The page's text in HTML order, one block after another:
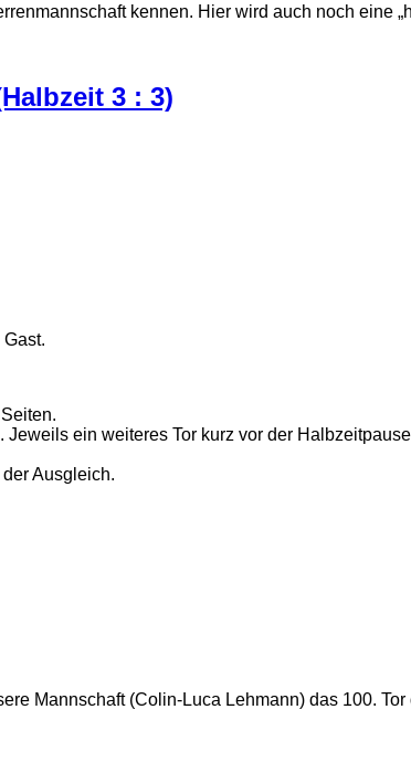
kennen. Hier wird auch noch eine
3 : 3)
ein weiteres Tor kurz vor der
Ausgleich.
Mannschaft (Colin-Luca Lehmann) das 100.